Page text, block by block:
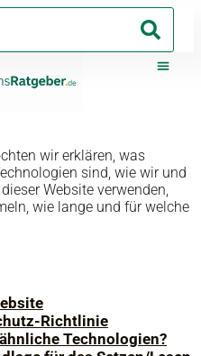
wir erklären, was
sind, wie wir und
Website verwenden,
wie lange und für welche
Richtlinie
Technologien?